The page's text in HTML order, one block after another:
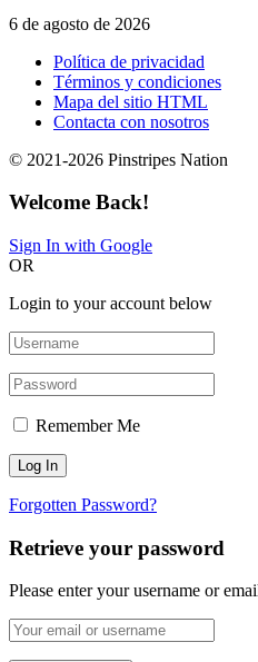
6 de agosto de 2026
Política de privacidad
Términos y condiciones
Mapa del sitio HTML
Contacta con nosotros
© 2021-2026 Pinstripes Nation
Welcome Back!
Sign In with Google
OR
Login to your account below
Remember Me
Forgotten Password?
Retrieve your password
Please enter your username or